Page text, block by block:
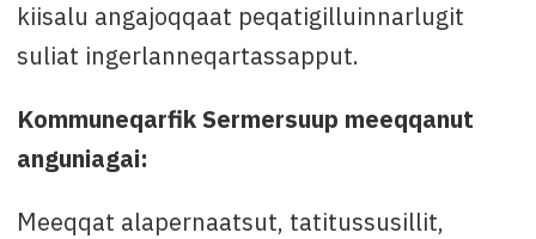
kiisalu angajoqqaat peqatigilluinnarlugit
suliat ingerlanneqartassapput.
Kommuneqarfik Sermersuup meeqqanut
anguniagai:
Meeqqat alapernaatsut, tatitussusillit,